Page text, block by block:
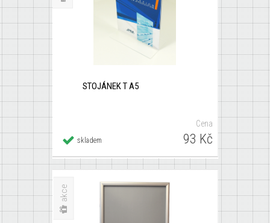
STOJÁNEK T A5
Cena
93 Kč
skladem
akce
×